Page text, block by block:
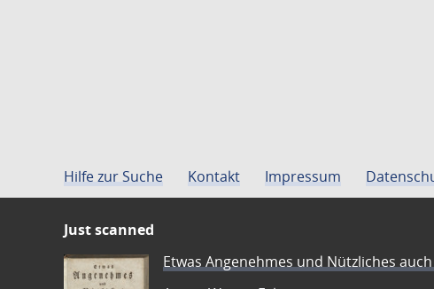
Hilfe zur Suche Kontakt Impressum
Just scanned
Etwas Angenehmes und Nützliches